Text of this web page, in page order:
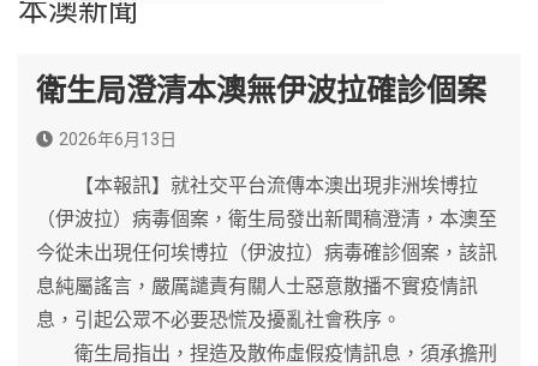
本澳新聞
衛生局澄清本澳無伊波拉確診個案
2026年6月13日
【本報訊】就社交平台流傳本澳出現非洲埃博拉
（伊波拉）病毒個案，衛生局發出新聞稿澄清，本澳至
今從未出現任何埃博拉（伊波拉）病毒確診個案，該訊
息純屬謠言，嚴厲譴責有關人士惡意散播不實疫情訊
息，引起公眾不必要恐慌及擾亂社會秩序。
衛生局指出，捏造及散佈虛假疫情訊息，須承擔刑